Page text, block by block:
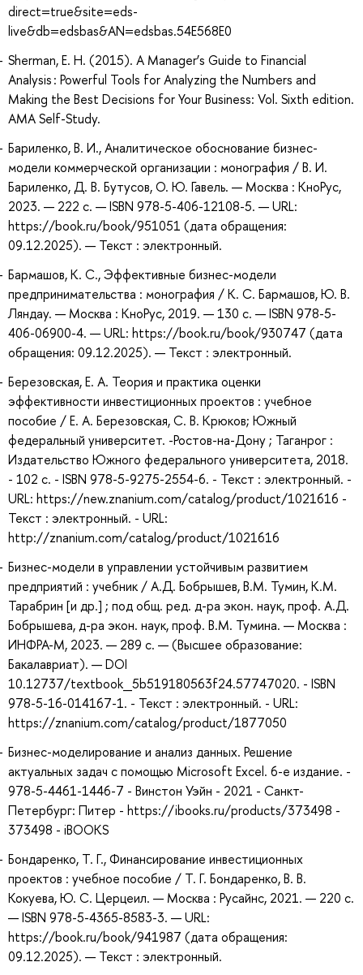
direct=true&site=eds-
live&db=edsbas&AN=edsbas.54E568E0
Sherman, E. H. (2015). A Manager’s Guide to Financial
Analysis : Powerful Tools for Analyzing the Numbers and
Making the Best Decisions for Your Business: Vol. Sixth edition.
AMA Self-Study.
Бариленко, В. И., Аналитическое обоснование бизнес-
модели коммерческой организации : монография / В. И.
Бариленко, Д. В. Бутусов, О. Ю. Гавель. — Москва : КноРус,
2023. — 222 с. — ISBN 978-5-406-12108-5. — URL:
https://book.ru/book/951051 (дата обращения:
09.12.2025). — Текст : электронный.
Бармашов, К. С., Эффективные бизнес-модели
предпринимательства : монография / К. С. Бармашов, Ю. В.
Ляндау. — Москва : КноРус, 2019. — 130 с. — ISBN 978-5-
406-06900-4. — URL: https://book.ru/book/930747 (дата
обращения: 09.12.2025). — Текст : электронный.
Березовская, Е. А. Теория и практика оценки
эффективности инвестиционных проектов : учебное
пособие / Е. А. Березовская, С. В. Крюков; Южный
федеральный университет. -Ростов-на-Дону ; Таганрог :
Издательство Южного федерального университета, 2018.
- 102 с. - ISBN 978-5-9275-2554-6. - Текст : электронный. -
URL: https://new.znanium.com/catalog/product/1021616 -
Текст : электронный. - URL:
http://znanium.com/catalog/product/1021616
Бизнес-модели в управлении устойчивым развитием
предприятий : учебник / А.Д. Бобрышев, В.М. Тумин, К.М.
Тарабрин [и др.] ; под общ. ред. д-ра экон. наук, проф. А.Д.
Бобрышева, д-ра экон. наук, проф. В.М. Тумина. — Москва :
ИНФРА-М, 2023. — 289 с. — (Высшее образование:
Бакалавриат). — DOI
10.12737/textbook_5b519180563f24.57747020. - ISBN
978-5-16-014167-1. - Текст : электронный. - URL:
https://znanium.com/catalog/product/1877050
Бизнес-моделирование и анализ данных. Решение
актуальных задач с помощью Microsoft Excel. 6-е издание. -
978-5-4461-1446-7 - Винстон Уэйн - 2021 - Санкт-
Петербург: Питер - https://ibooks.ru/products/373498 -
373498 - iBOOKS
Бондаренко, Т. Г., Финансирование инвестиционных
проектов : учебное пособие / Т. Г. Бондаренко, В. В.
Кокуева, Ю. С. Церцеил. — Москва : Русайнс, 2021. — 220 с.
— ISBN 978-5-4365-8583-3. — URL:
https://book.ru/book/941987 (дата обращения:
09.12.2025). — Текст : электронный.